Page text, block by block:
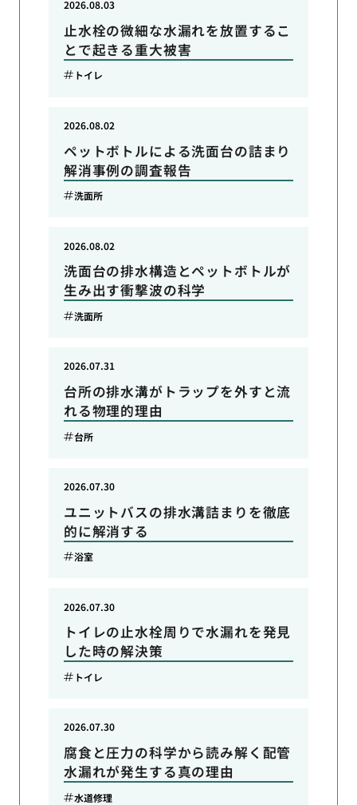
止水栓の微細な水漏れを放置するこ
とで起きる重大被害
2026.08.03
トイレ
ペットボトルによる洗面台の詰まり
解消事例の調査報告
2026.08.02
洗面所
洗面台の排水構造とペットボトルが
生み出す衝撃波の科学
2026.08.02
洗面所
台所の排水溝がトラップを外すと流
れる物理的理由
2026.07.31
台所
ユニットバスの排水溝詰まりを徹底
的に解消する
2026.07.30
浴室
トイレの止水栓周りで水漏れを発見
した時の解決策
2026.07.30
トイレ
腐食と圧力の科学から読み解く配管
水漏れが発生する真の理由
2026.07.30
水道修理